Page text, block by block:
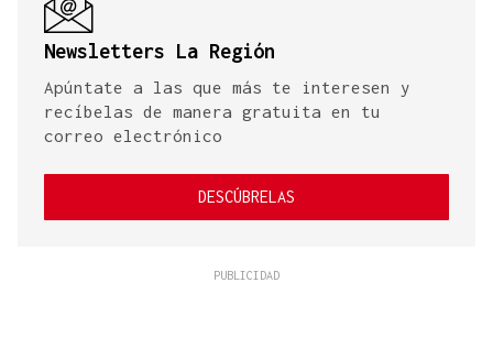
Newsletters La Región
Apúntate a las que más te interesen y
recíbelas de manera gratuita en tu
correo electrónico
DESCÚBRELAS